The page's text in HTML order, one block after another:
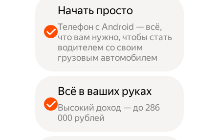
Начать просто
Телефон с Android — всё,
что вам нужно, чтобы стать
водителем со своим
грузовым автомобилем
Всё в ваших руках
Высокий доход — до 286
000 рублей